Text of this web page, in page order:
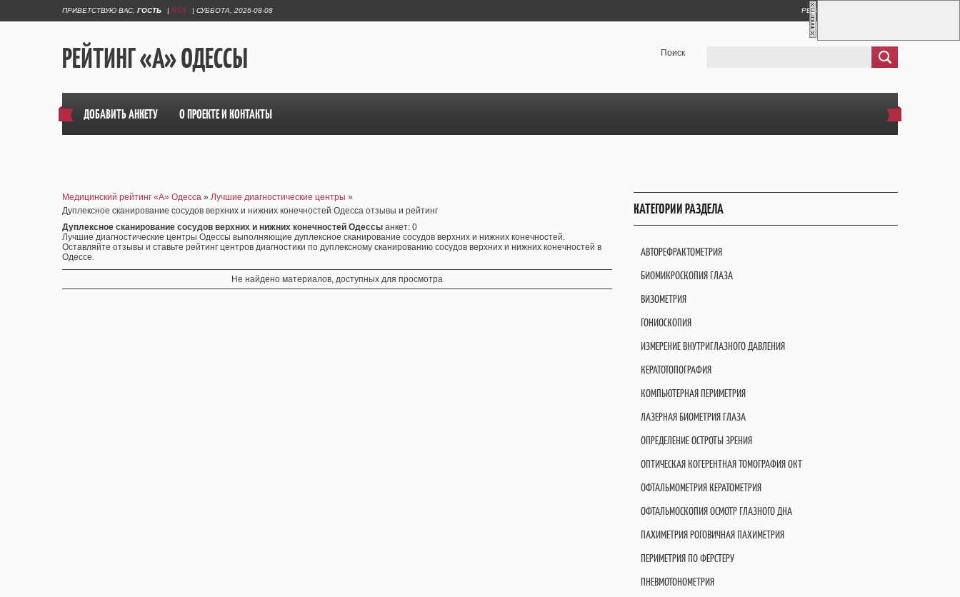
ПРИВЕТСТВУЮ ВАС ГОСТЬ | RSS | СУББОТА, 2026-08-08 РЕГИСТРАЦИЯ
РЕЙТИНГ «А» ОДЕССЫ Поиск
ДОБАВИТЬ АНКЕТУ О ПРОЕКТЕ И КОНТАКТЫ
Медицинский рейтинг «А» Одесса » Лучшие диагностические центры »
Дуплексное сканирование сосудов верхних и нижних конечностей Одесса отзывы и рейтинг
Дуплексное сканирование сосудов верхних и нижних конечностей Одессы анкет: 0
Лучшие диагностические центры Одессы выполняющие дуплексное сканирование сосудов верхних и нижних конечностей.
Оставляйте отзывы и ставьте рейтинг центров диагностики по дуплексному сканированию сосудов верхних и нижних конечностей в
Одессе.
Не найдено материалов, доступных для просмотра
КАТЕГОРИИ РАЗДЕЛА
АВТОРЕФРАКТОМЕТРИЯ
БИОМИКРОСКОПИЯ ГЛАЗА
ВИЗОМЕТРИЯ
ГОНИОСКОПИЯ
ИЗМЕРЕНИЕ ВНУТРИГЛАЗНОГО ДАВЛЕНИЯ
КЕРАТОТОПОГРАФИЯ
КОМПЬЮТЕРНАЯ ПЕРИМЕТРИЯ
ЛАЗЕРНАЯ БИОМЕТРИЯ ГЛАЗА
ОПРЕДЕЛЕНИЕ ОСТРОТЫ ЗРЕНИЯ
ОПТИЧЕСКАЯ КОГЕРЕНТНАЯ ТОМОГРАФИЯ OКT
ОФТАЛЬМОМЕТРИЯ КЕРАТОМЕТРИЯ
ОФТАЛЬМОСКОПИЯ ОСМОТР ГЛАЗНОГО ДНА
ПАХИМЕТРИЯ РОГОВИЧНАЯ ПАХИМЕТРИЯ
ПЕРИМЕТРИЯ ПО ФЕРСТЕРУ
ПНЕВМОТОНОМЕТРИЯ